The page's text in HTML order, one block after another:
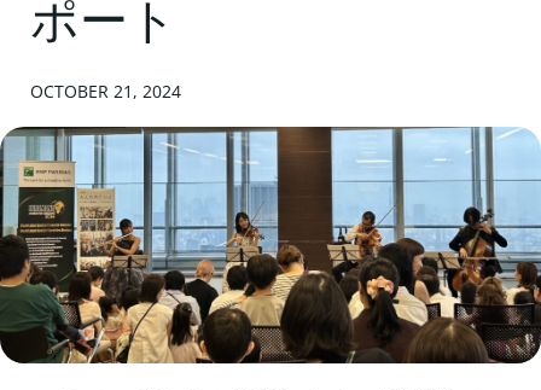
ポート
OCTOBER 21, 2024